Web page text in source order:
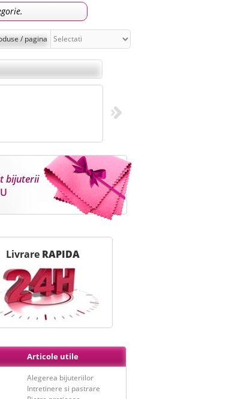
/ pagina
bijuterii
Livrare RAPIDA
Articole utile
Alegerea bijuteriilor
Intretinere si pastrare